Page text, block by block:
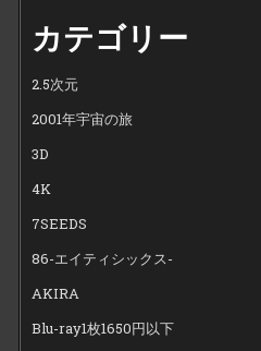
カテゴリー
2.5次元
2001年宇宙の旅
3D
4K
7SEEDS
86-エイティシックス-
AKIRA
Blu-ray1枚1650円以下